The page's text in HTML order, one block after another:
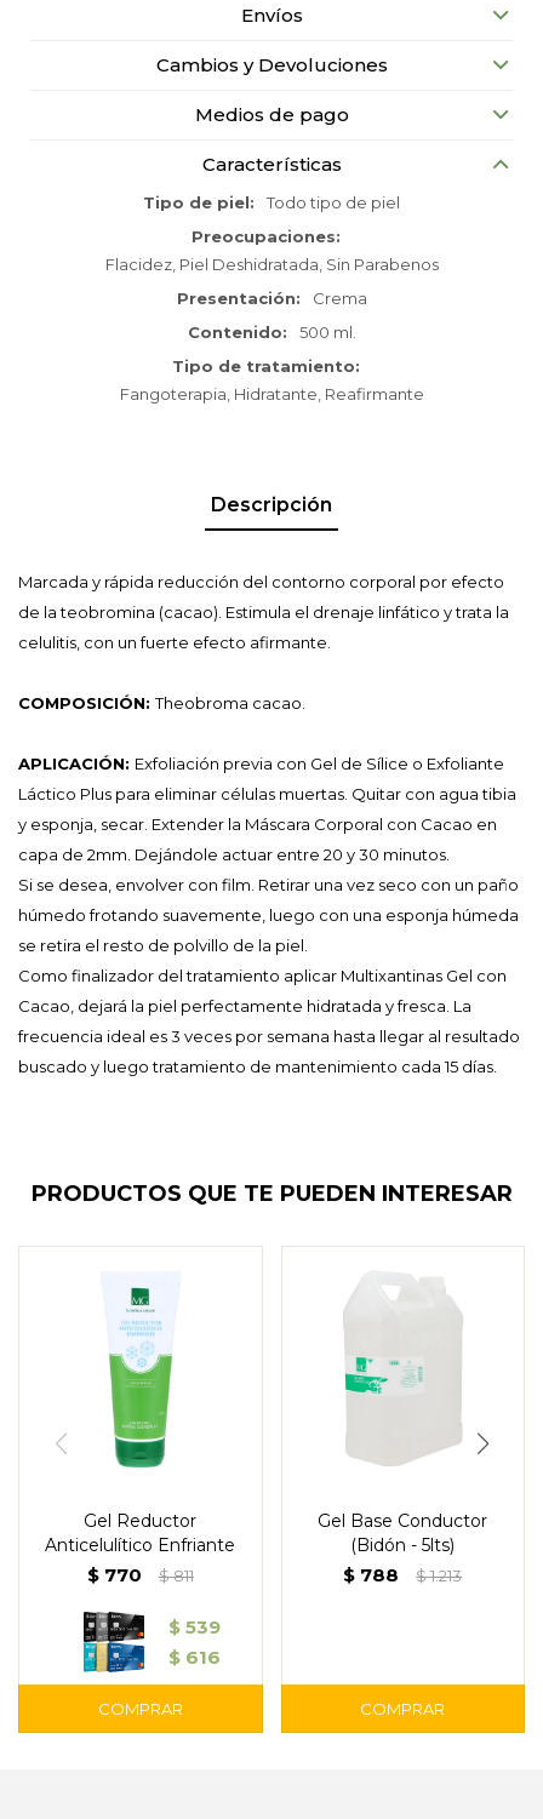
Envíos
Cambios y Devoluciones
Medios de pago
Características
Tipo de piel
Todo tipo de piel
Preocupaciones
Flacidez, Piel Deshidratada, Sin Parabenos
Presentación
Crema
Contenido
500 ml.
Tipo de tratamiento
Fangoterapia, Hidratante, Reafirmante
Descripción
Marcada y rápida reducción del contorno corporal por efecto
de la teobromina (cacao). Estimula el drenaje linfático y trata la
celulitis, con un fuerte efecto afirmante.
COMPOSICIÓN:Theobroma cacao.
APLICACIÓN: Exfoliación previa con Gel de Sílice o Exfoliante
Láctico Plus para eliminar células muertas. Quitar con agua tibia
y esponja, secar. Extender la Máscara Corporal con Cacao en
capa de 2mm. Dejándole actuar entre 20 y 30 minutos.
Si se desea, envolver con film. Retirar una vez seco con un paño
húmedo frotando suavemente, luego con una esponja húmeda
se retira el resto de polvillo de la piel.
Como finalizador del tratamiento aplicar Multixantinas Gel con
Cacao, dejará la piel perfectamente hidratada y fresca. La
frecuencia ideal es 3 veces por semana hasta llegar al resultado
buscado y luego tratamiento de mantenimiento cada 15 días.
PRODUCTOS QUE TE PUEDEN INTERESAR
Gel Reductor
Anticelulítico Enfriante
$ 770 $811
$ 539
$ 616
Gel Base Conductor
(Bidón - 5lts)
$ 788 $1.213